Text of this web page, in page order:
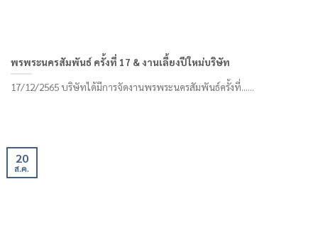
พรพระนครสัมพันธ์ ครั้งที่ 17 & งานเลี้ยงปีใหม่บริษัท
17/12/2565 บริษัทได้มีการจัดงานพรพระนครสัมพันธ์ครั้งที่......
20
ส.ค.